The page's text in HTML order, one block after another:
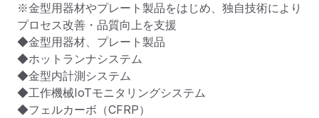
※金型用器材やプレート製品をはじめ、独自技術により
プロセス改善・品質向上を支援
◆金型用器材、プレート製品
◆ホットランナシステム
◆金型内計測システム
◆工作機械IoTモニタリングシステム
◆フェルカーボ（CFRP）